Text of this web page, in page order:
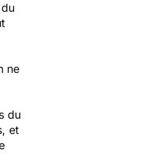
ne
du
et